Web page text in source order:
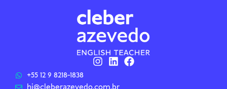
+55 12 9 8218-1838